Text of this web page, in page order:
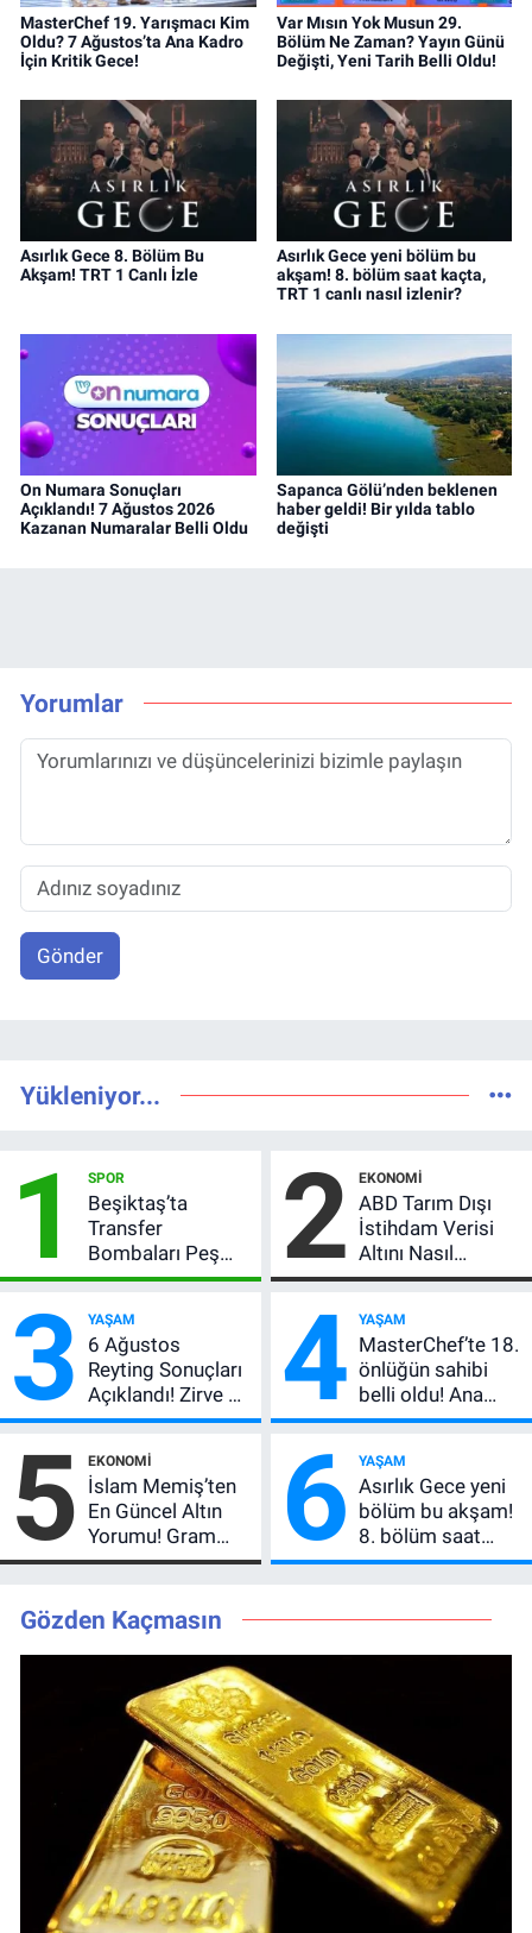
MasterChef 19. Yarışmacı Kim
Oldu? 7 Ağustos’ta Ana Kadro
İçin Kritik Gece!
Var Mısın Yok Musun 29.
Bölüm Ne Zaman? Yayın Günü
Değişti, Yeni Tarih Belli Oldu!
Asırlık Gece 8. Bölüm Bu
Akşam! TRT 1 Canlı İzle
Asırlık Gece yeni bölüm bu
akşam! 8. bölüm saat kaçta,
TRT 1 canlı nasıl izlenir?
On Numara Sonuçları
Açıklandı! 7 Ağustos 2026
Kazanan Numaralar Belli Oldu
Sapanca Gölü’nden beklenen
haber geldi! Bir yılda tablo
değişti
Yorumlar
Gönder
Yükleniyor...
1 SPOR
Beşiktaş’ta
Transfer
Bombaları Peş
Peşe! Adalı
Açıkladı, 5 Yıldız
Daha Listede
2 EKONOMI
ABD Tarım Dışı
İstihdam Verisi
Altını Nasıl
Etkiler? Çok Basit
3 YAŞAM
6 Ağustos
Reyting Sonuçları
Açıklandı! Zirve El
Değiştirdi:
MasterChef'i
Geride Bıraktı
4 YAŞAM
MasterChef’te 18.
önlüğün sahibi
belli oldu! Ana
kadroya giren
oldu?
5 EKONOMI
İslam Memiş’ten
En Güncel Altın
Yorumu! Gram
Altın İçin 6.350 TL
Beklentisi
Değişmedi
6 YAŞAM
Asırlık Gece yeni
bölüm bu akşam!
8. bölüm saat
kaçta, TRT 1 canlı
Gözden Kaçmasın